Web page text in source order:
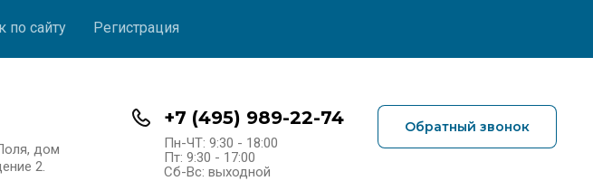
по сайту Регистрация
дом
2.
+7 (495) 989-22-74
Пн-ЧТ: 9:30 - 18:00
Пт: 9:30 - 17:00
Сб-Вс: выходной
Обратный звонок